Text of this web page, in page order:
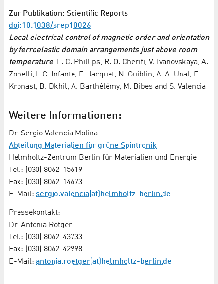
Zur Publikation: Scientific Reports
doi:10.1038/srep10026
Local electrical control of magnetic order and orientation
by ferroelastic domain arrangements just above room
temperature, L. C. Phillips, R. O. Cherifi, V. Ivanovskaya, A.
Zobelli, I. C. Infante, E. Jacquet, N. Guiblin, A. A. Ünal, F.
Kronast, B. Dkhil, A. Barthélémy, M. Bibes and S. Valencia
Weitere Informationen:
Dr. Sergio Valencia Molina
Abteilung Materialien für grüne Spintronik
Helmholtz-Zentrum Berlin für Materialien und Energie
Tel.: (030) 8062-15619
Fax: (030) 8062-14673
E-Mail: sergio.valencia(at)helmholtz-berlin.de
Pressekontakt:
Dr. Antonia Rötger
Tel.: (030) 8062-43733
Fax: (030) 8062-42998
E-Mail: antonia.roetger(at)helmholtz-berlin.de